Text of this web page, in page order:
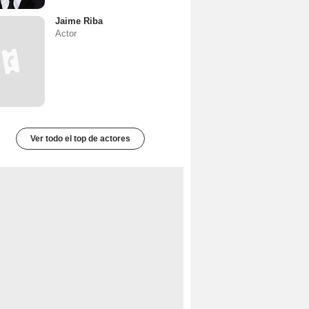
Jaime Riba
Actor
Ver todo el top de actores